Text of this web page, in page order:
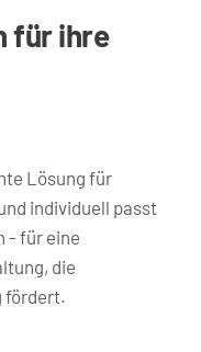
für ihre
Lösung für
individuell passt
- für eine
die
fördert.